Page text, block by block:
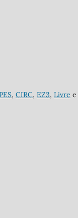
, CIRC, EZ3, Livre e